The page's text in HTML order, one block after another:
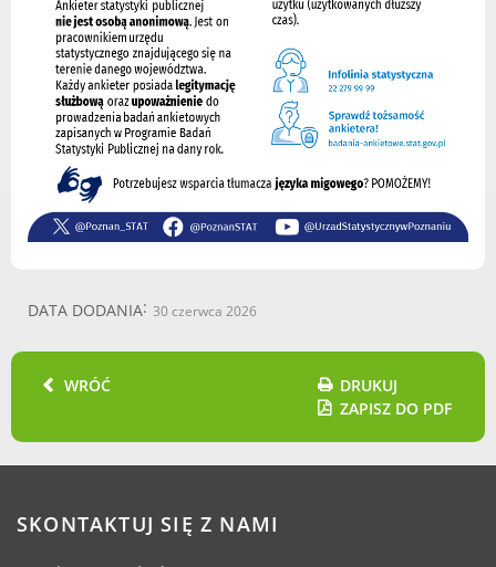
Urząd statystyczny w Poznaniu
Instytut Rozwoju Wsi i Rolnictwa
Polskiej Akademii Nauk
Instytut Skrzynki
Wielkopolski Park Narodowy
Muzeum Narodowe Rolnictwa i
Przemysłu Rolno-Spożywczego w
Szreniawie
Państwowe Gospodarstwo Wodne
KONTAKT
DATA DODANIA 30 czerwca 2026
WRÓĆ
DRUKUJ
ZAPISZ DO PDF
SKONTAKTUJ SIĘ Z NAMI